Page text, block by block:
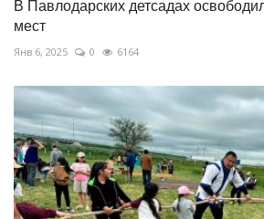
В Павлодарских детсадах
мест
Янв 6, 2025 0 6164